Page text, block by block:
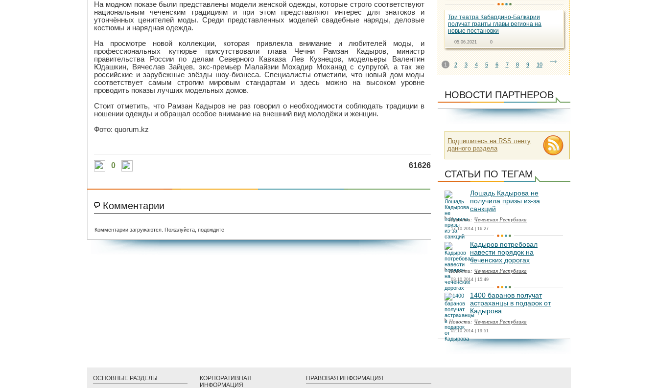
На модном показе были представлены модели женской одежды, которые строго соответствуют
национальным чеченским традициям и при этом представляют интерес для знатоков и
утончённых ценителей моды. Среди представленных моделей свадебные наряды, деловые
костюмы и нарядная одежда.
На просмотре новой коллекции, которая привлекла внимание и любителей моды, и
профессиональных кутюрье присутствовали глава Чечни Рамзан Кадыров, министр
правительства России по делам Северного Кавказа Лев Кузнецов, модельеры Валентин
Юдашкин, Вячеслав Зайцев, экс-премьер Малайзии Мохадир Моханад с супругой, а так же
российские и зарубежные звёзды шоу-бизнеса. Специалисты отметили, что новый дом моды
соответствует самым строгим мировым стандартам и здесь можно на высоком уровне
проводить показы лучших модельных домов.
Стоит отметить, что Рамзан Кадыров не раз говорил о необходимости соблюдать традиции в
ношении одежды и обращал особое внимание на внешний вид молодёжи и женщин.
Фото: quorum.kz
0 61626
Комментарии
Комментарии загружаются. Пожалуйста, подождите
Три театра Кабардино-Балкарии
получат гранты главы региона на
новые постановки
05.06.2021 0
1 2 3 4 5 6 7 8 9 10
НОВОСТИ ПАРТНЕРОВ
Подпишитесь на RSS ленту
данного раздела
СТАТЬИ ПО ТЕГАМ
Лошадь Кадырова не
получила призы из-за
санкций
Новости: Чеченская Республика
17.10.2014 | 16:27
Кадыров потребовал
навести порядок на
чеченских дорогах
Новости: Чеченская Республика
03.10.2014 | 15:49
1400 баранов получат
астраханцы в подарок от
Кадырова
Новости: Чеченская Республика
02.10.2014 | 19:51
ОСНОВНЫЕ РАЗДЕЛЫ
КОРПОРАТИВНАЯ
ИНФОРМАЦИЯ
ПРАВОВАЯ ИНФОРМАЦИЯ